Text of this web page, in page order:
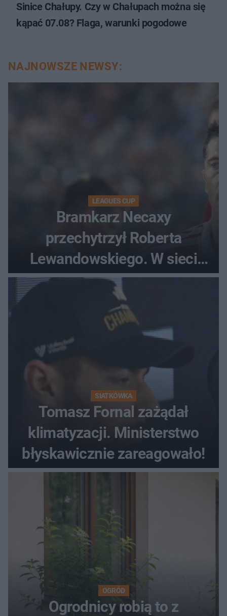
Sinice Chałupy. Czy w Chałupach można się
kąpać 07.08? Flaga, warunki pogodowe
NAJNOWSZE NEWSY:
LEAGUES CUP
Bramkarz Necaxy
przechytrzył Roberta
Lewandowskiego. W sieci
krąży wideo z tego pojedynku
SIATKÓWKA
Tomasz Fornal zażądał
klimatyzacji. Ministerstwo
błyskawicznie zareagowało!
OGRÓD
Ogrodnicy robią to z